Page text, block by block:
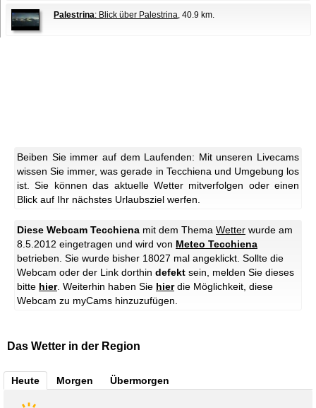
Palestrina: Blick über Palestrina , 40.9 km.
Beiben Sie immer auf dem Laufenden: Mit unseren Livecams
wissen Sie immer, was gerade in Tecchiena und Umgebung los
ist. Sie können das aktuelle Wetter mitverfolgen oder einen
Blick auf Ihr nächstes Urlaubsziel werfen.
Diese Webcam Tecchiena mit dem Thema Wetter wurde am
8.5.2012 eingetragen und wird von Meteo Tecchiena
betrieben. Sie wurde bisher 18027 mal angeklickt. Sollte die
Webcam oder der Link dorthin defekt sein, melden Sie dieses
bitte hier. Weiterhin haben Sie hierdie Möglichkeit, diese
Webcam zu myCams hinzuzufügen.
Das Wetter in der Region
Heute Morgen Übermorgen